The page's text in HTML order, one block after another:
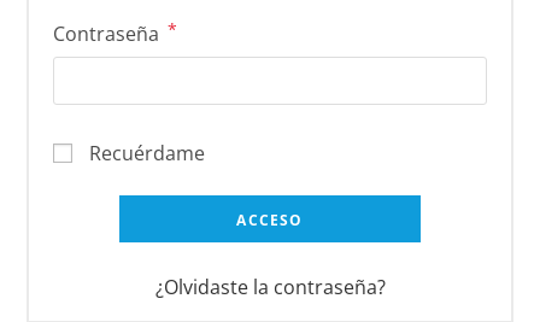
Contraseña *
Recuérdame
ACCESO
¿Olvidaste la contraseña?